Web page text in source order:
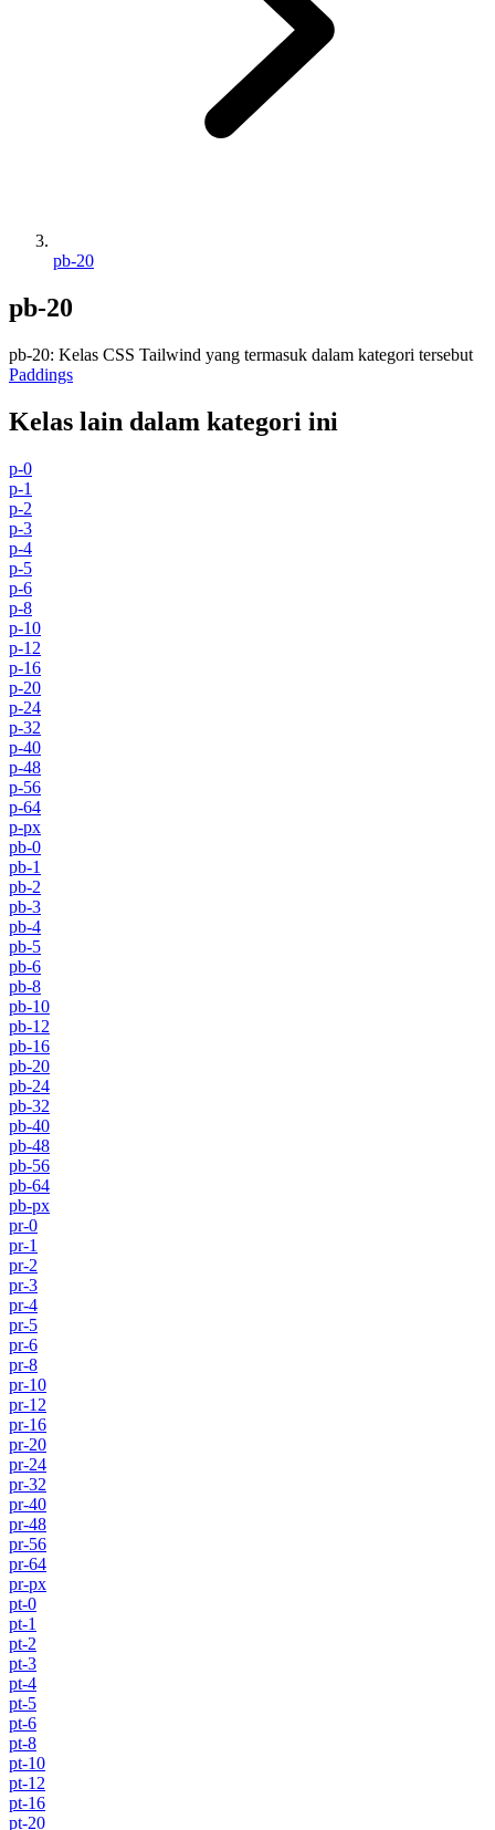
pb-20
pb-20
pb-20: Kelas CSS Tailwind yang termasuk dalam kategori tersebut
Paddings
Kelas lain dalam kategori ini
p-0
p-1
p-2
p-3
p-4
p-5
p-6
p-8
p-10
p-12
p-16
p-20
p-24
p-32
p-40
p-48
p-56
p-64
p-px
pb-0
pb-1
pb-2
pb-3
pb-4
pb-5
pb-6
pb-8
pb-10
pb-12
pb-16
pb-20
pb-24
pb-32
pb-40
pb-48
pb-56
pb-64
pb-px
pr-0
pr-1
pr-2
pr-3
pr-4
pr-5
pr-6
pr-8
pr-10
pr-12
pr-16
pr-20
pr-24
pr-32
pr-40
pr-48
pr-56
pr-64
pr-px
pt-0
pt-1
pt-2
pt-3
pt-4
pt-5
pt-6
pt-8
pt-10
pt-12
pt-16
pt-20